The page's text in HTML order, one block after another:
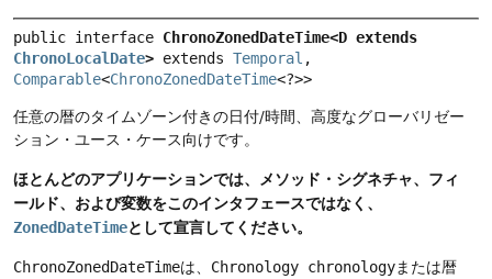
public interface
ChronoLocalDate> extends Temporal
Comparable<ChronoZonedDateTime<?>>
任意の暦のタイムゾーン付きの日付/時間、高度なグローバリゼー
ション・ユース・ケース向けです。
ほとんどのアプリケーションでは、メソッド・シグネチャ、フィ
ールド、および変数をこのインタフェースではなく、
ZonedDateTimeとして宣言してください。
ChronoZonedDateTimeは、 Chronology chronologyまたは暦